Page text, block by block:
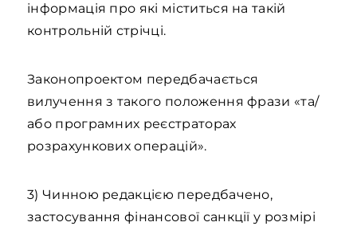
інформація про які міститься на такій
контрольній стрічці.
Законопроектом передбачається
вилучення з такого положення фрази «та/
або програмних реєстраторах
розрахункових операцій».
3) Чинною редакцією передбачено,
застосування фінансової санкції у розмірі